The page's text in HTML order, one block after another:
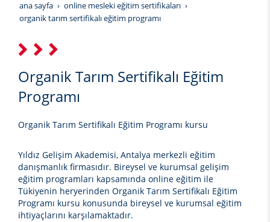
ana sayfa
online mesleki eğitim sertifikaları
organik tarım sertifikalı eğitim programı
Organik Tarım Sertifikalı Eğitim
Programı
Organik Tarım Sertifikalı Eğitim Programı kursu
Yıldız Gelişim Akademisi, Antalya merkezli eğitim
danışmanlık firmasıdır. Bireysel ve kurumsal gelişim
eğitim programları kapsamında online eğitim ile
Tükiyenin heryerinden Organik Tarım Sertifikalı Eğitim
Programı kursu konusunda bireysel ve kurumsal eğitim
ihtiyaçlarını karşılamaktadır.